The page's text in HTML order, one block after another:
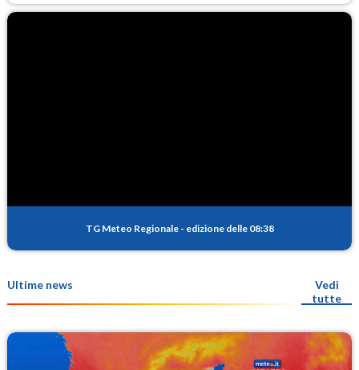
TG Meteo Regionale - edizione delle 08:38
Ultime news
Vedi
tutte